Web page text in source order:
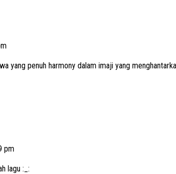
yang penuh harmony dalam imaji yang
pm
lagu :_: